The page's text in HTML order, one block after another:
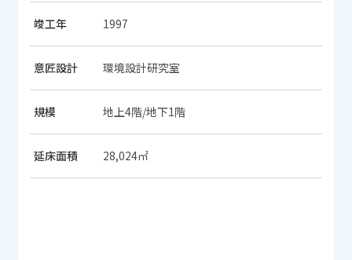
竣工年 1997
意匠設計 環境設計研究室
規模 地上4階/地下1階
延床面積 28,024㎡